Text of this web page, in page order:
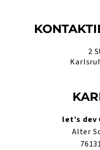
2
let’s dev
Alter